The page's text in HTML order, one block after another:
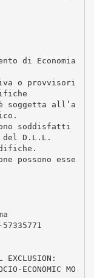
di Economia
o provvisori
soggetta all’a
soddisfatti
D.L.L.
possono esse